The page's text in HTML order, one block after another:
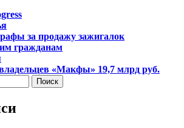
Предыдущая
статья:за продажу зажигалок
гражданам
Следующая
статья:
«Макфы» 19,7 млрд руб.